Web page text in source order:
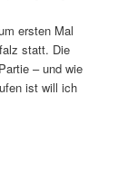
ersten Mal
statt. Die
– und wie
ist will ich